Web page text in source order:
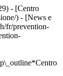
- [Centro
) - [News e
fr/prevention-